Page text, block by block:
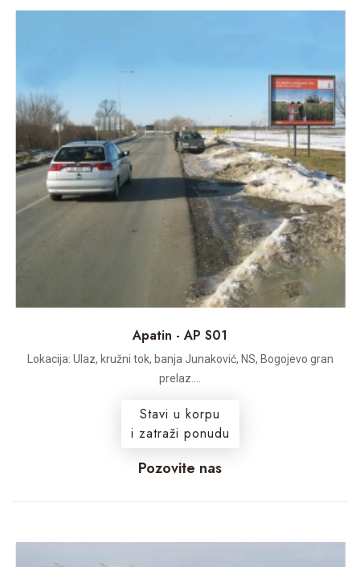
Apatin - AP S01
Lokacija: Ulaz, kružni tok, banja Junaković, NS, Bogojevo gran
prelaz....
Stavi u korpu
i zatraži ponudu
Pozovite nas